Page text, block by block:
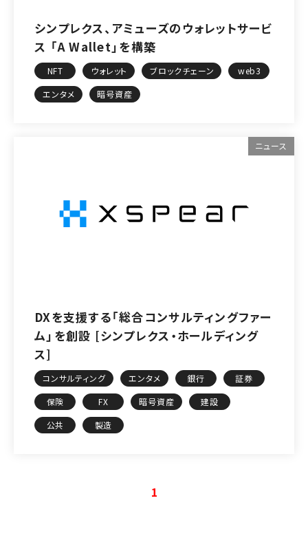
シンプレクス、アミューズのウォレットサービ
ス 「A Wallet」を構築
NFT ウォレット ブロックチェーン
web3
エンタメ
暗号資産
ニュース
DXを支援する「総合コンサルティングファー
ム」を創設 [シンプレクス・ホールディング
ス]
コンサルティング エンタメ 銀行
証券
保険
FX 暗号資産
建設
公共
製造
1